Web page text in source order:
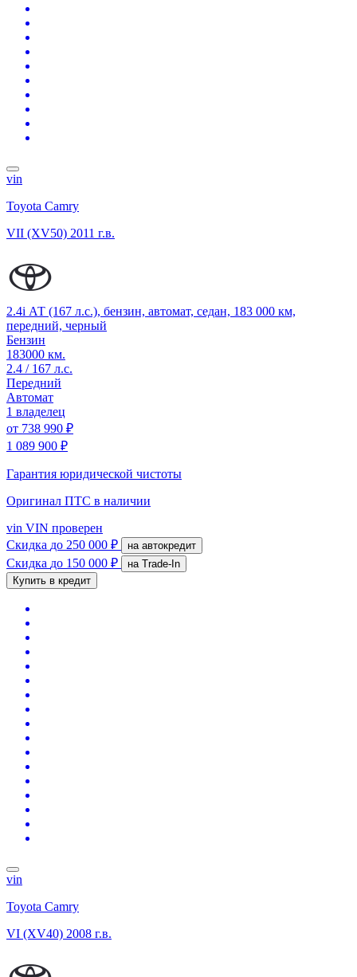
vin
Toyota Camry
VII (XV50) 2011 г.в.
2.4i АТ (167 л.с.), бензин, автомат, седан, 183 000 км,
передний, черный
Бензин
183000 км.
2.4 / 167 л.с.
Передний
Автомат
1 владелец
от 738 990 ₽
1 089 900 ₽
Гарантия юридической чистоты
Оригинал ПТС в наличии
vin VIN проверен
Скидка до 250 000 ₽ на автокредит
Скидка до 150 000 ₽
на Trade-In
Купить в кредит
vin
Toyota Camry
VI (XV40) 2008 г.в.